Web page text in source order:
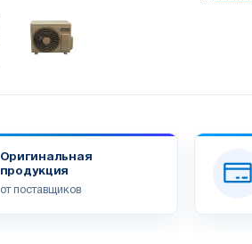
Оригинальная
продукция
от поставщиков